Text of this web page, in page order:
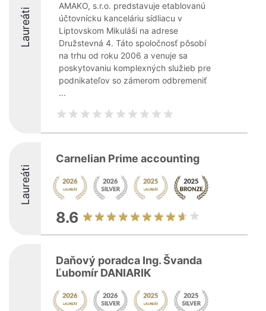
Laureáti
AMAKO, s.r.o. predstavuje etablovanú
účtovnícku kanceláriu sídliacu v
Liptovskom Mikuláši na adrese
Družstevná 4. Táto spoločnosť pôsobí
na trhu od roku 2006 a venuje sa
poskytovaniu komplexných služieb pre
podnikateľov so zámerom odbremeniť
...
Laureáti
Carnelian Prime accounting
8.6
Daňový poradca Ing. Švanda
Ľubomír DANIARIK